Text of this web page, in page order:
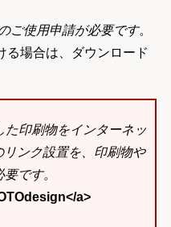
ご使用申請が必要です。
る場合は、ダウンロード
印刷物をインターネッ
ンク設置を、印刷物や
です。
a>